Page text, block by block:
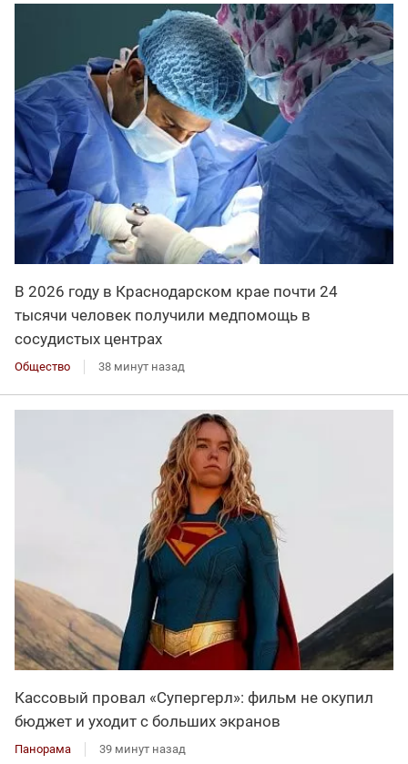
В 2026 году в Краснодарском крае почти 24
тысячи человек получили медпомощь в
сосудистых центрах
Общество 38 минут назад
Кассовый провал «Супергерл»: фильм не окупил
бюджет и уходит с больших экранов
Панорама 39 минут назад